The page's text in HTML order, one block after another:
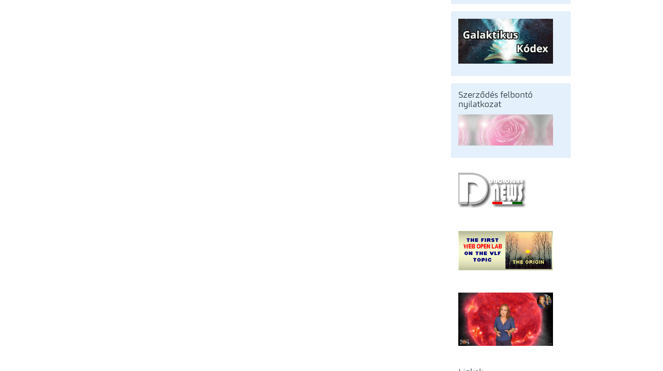
Szerződés felbontó
nyilatkozat